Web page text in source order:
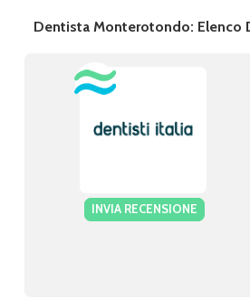
Dentista Monterotondo: Elenco
INVIA RECENSIONE